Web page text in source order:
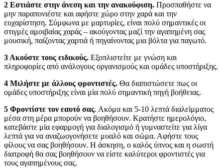
2 Εστιάστε στην άνεση και την ανακούφιση. Προσπαθήστε να
μην παραπονιέστε και αφήστε χώρο στην χαρά και την
ευχαρίστηση. Σύμφωνα με μαρτυρίες, είναι πολύ σημαντικές οι
στιγμές αμοιβαίας χαράς – ακούγοντας μαζί την αγαπημένη σας
μουσική, παίζοντας χαρτιά ή πηγαίνοντας μια βόλτα για παγωτό.
3 Ακούστε τους ειδικούς. Εξοπλιστείτε με γνώση και
πληροφορίες από ανάλογους οργανισμούς και ομάδες υποστήριξης.
4 Μιλήστε με άλλους φροντιστές. Θα διαπιστώσετε πως οι
ομάδες υποστήριξης είναι μία πολύ σημαντική πηγή βοήθειας.
5 Φροντίστε τον εαυτό σας. Ακόμα και 5-10 λεπτά διαλείμματος
μέσα στη μέρα μπορούν να βοηθήσουν. Κρατήστε ημερολόγιο,
κατεβάστε μία εφαρμογή για διαλογισμό ή γυμναστείτε για λίγα
λεπτά για να αναζωογονήσετε μυαλό και σώμα. Αφήστε τους
φίλους να σας βοηθήσουν. Η άσκηση, ο καλός ύπνος και η σωστή
διατροφή θα σας βοηθήσουν να είστε καλύτεροι φροντιστές για
τους αγαπημένους σας.